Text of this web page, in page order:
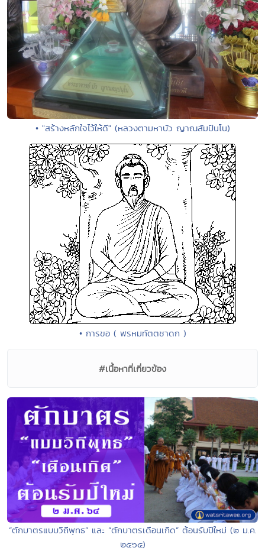
• "สร้างหลักใจไว้ให้ดี" (หลวงตามหาบัว ญาณสัมปันโน)
• การขอ ( พรหมทัตตชาดก )
#เนื้อหาที่เกี่ยวข้อง
“ตักบาตรแบบวิถีพุทธ” และ “ตักบาตรเดือนเกิด” ต้อนรับปีใหม่ (๒ ม.ค.
๒๕๖๔)